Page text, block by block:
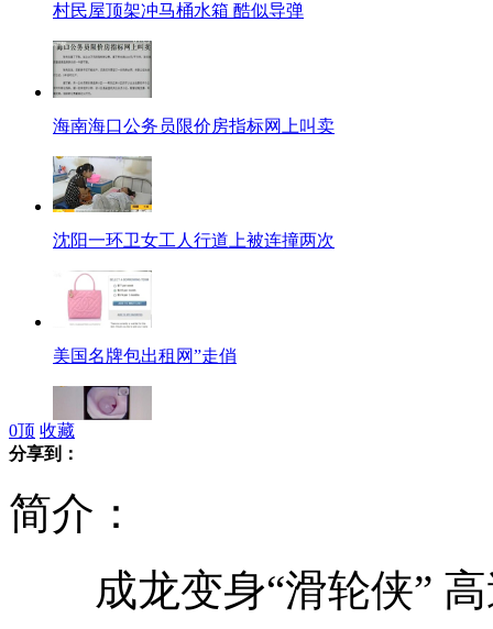
村民屋顶架冲马桶水箱 酷似导弹
海南海口公务员限价房指标网上叫卖
沈阳一环卫女工人行道上被连撞两次
美国名牌包出租网”走俏
72岁球王贝利与日裔女子相恋
0顶 收藏
分享到：
简介：
成龙变身“滑轮侠” 高